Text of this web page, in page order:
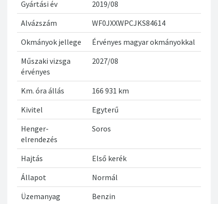
Gyártási év
2019/08
Alvázszám
WF0JXXWPCJKS84614
Okmányok jellege
Érvényes magyar okmányokkal
Műszaki vizsga
érvényes
2027/08
Km. óra állás
166 931 km
Kivitel
Egyterű
Henger-
elrendezés
Soros
Hajtás
Első kerék
Állapot
Normál
Üzemanyag
Benzin